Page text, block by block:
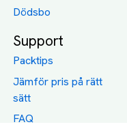
Dödsbo
Support
Packtips
Jämför pris på rätt
sätt
FAQ